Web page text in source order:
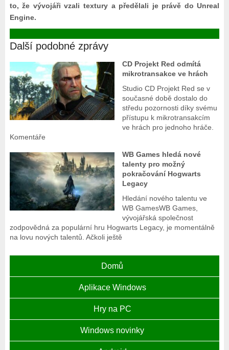
to, že vývojáři vzali textury a předělali je právě do Unreal
Engine.
Další podobné zprávy
CD Projekt Red odmítá
mikrotransakce ve hrách
Studio CD Projekt Red se v
současné době dostalo do
středu pozornosti díky svému
přístupu k mikrotransakcím
ve hrách pro jednoho hráče.
Komentáře
WB Games hledá nové
talenty pro možný
pokračování Hogwarts
Legacy
Hledání nového talentu ve
WB GamesWB Games,
vývojářská společnost
zodpovědná za populární hru Hogwarts Legacy, je momentálně
na lovu nových talentů. Ačkoli ještě
Domů
Aplikace Windows
Hry na PC
Windows novinky